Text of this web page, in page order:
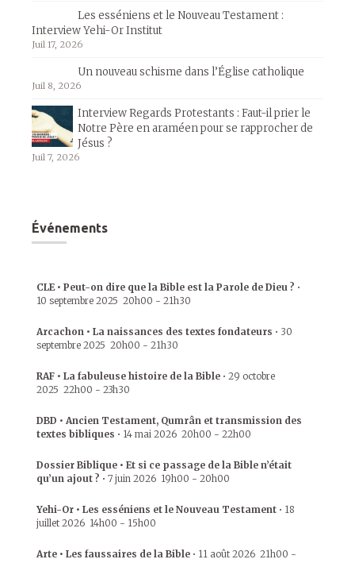
Les esséniens et le Nouveau Testament :
Interview Yehi-Or Institut
Juil 17, 2026
Un nouveau schisme dans l’Église catholique
Juil 8, 2026
Interview Regards Protestants : Faut-il prier le
Notre Père en araméen pour se rapprocher de
Jésus ?
Juil 7, 2026
Événements
CLE • Peut-on dire que la Bible est la Parole de Dieu ? •
10 septembre 2025 20h00 - 21h30
Arcachon • La naissances des textes fondateurs • 30
septembre 2025 20h00 - 21h30
RAF • La fabuleuse histoire de la Bible • 29 octobre
2025 22h00 - 23h30
DBD • Ancien Testament, Qumrân et transmission des
textes bibliques • 14 mai 2026 20h00 - 22h00
Dossier Biblique • Et si ce passage de la Bible n’était
qu’un ajout ? • 7 juin 2026 19h00 - 20h00
Yehi-Or • Les esséniens et le Nouveau Testament • 18
juillet 2026 14h00 - 15h00
Arte • Les faussaires de la Bible • 11 août 2026 21h00 -